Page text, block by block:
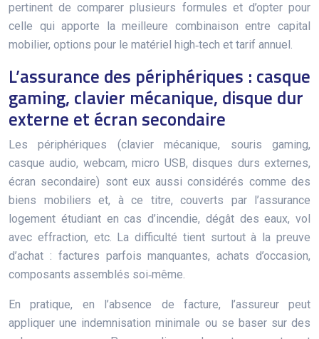
pertinent de comparer plusieurs formules et d’opter pour
celle qui apporte la meilleure combinaison entre capital
mobilier, options pour le matériel high‑tech et tarif annuel.
L’assurance des périphériques : casque
gaming, clavier mécanique, disque dur
externe et écran secondaire
Les périphériques (clavier mécanique, souris gaming,
casque audio, webcam, micro USB, disques durs externes,
écran secondaire) sont eux aussi considérés comme des
biens mobiliers et, à ce titre, couverts par l’assurance
logement étudiant en cas d’incendie, dégât des eaux, vol
avec effraction, etc. La difficulté tient surtout à la preuve
d’achat : factures parfois manquantes, achats d’occasion,
composants assemblés soi‑même.
En pratique, en l’absence de facture, l’assureur peut
appliquer une indemnisation minimale ou se baser sur des